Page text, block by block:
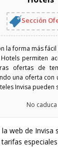
Sección
la forma más
permiten
ofertas de
una oferta
Invisa pueden
No caduca
web de Invisa